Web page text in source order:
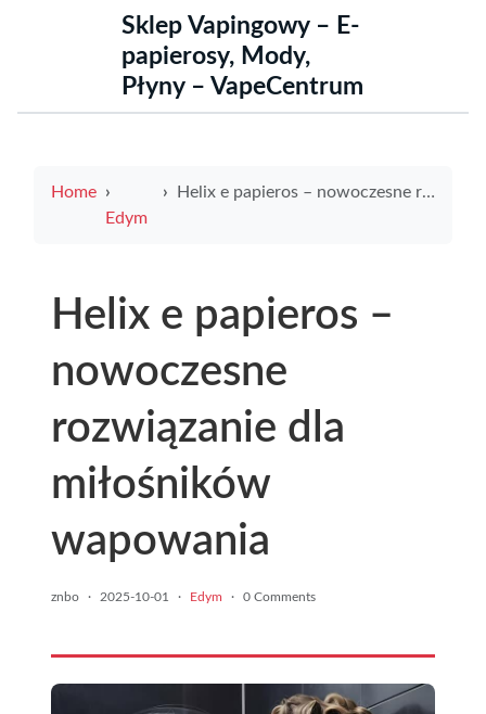
Sklep Vapingowy – E-
papierosy, Mody,
Płyny – VapeCentrum
Home
Edym
Helix e papieros – nowoczesne rozwiązanie dla miłośników wapowania
Helix e papieros –
nowoczesne
rozwiązanie dla
miłośników
wapowania
znbo · 2025-10-01 · Edym · 0 Comments